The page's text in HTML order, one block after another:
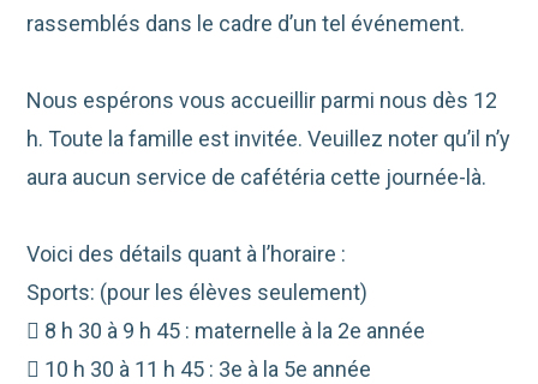
rassemblés dans le cadre d’un tel événement.
Nous espérons vous accueillir parmi nous dès 12
h. Toute la famille est invitée. Veuillez noter qu’il n’y
aura aucun service de cafétéria cette journée-là.
Voici des détails quant à l’horaire :
Sports: (pour les élèves seulement)
 8 h 30 à 9 h 45 : maternelle à la 2e année
 10 h 30 à 11 h 45 : 3e à la 5e année